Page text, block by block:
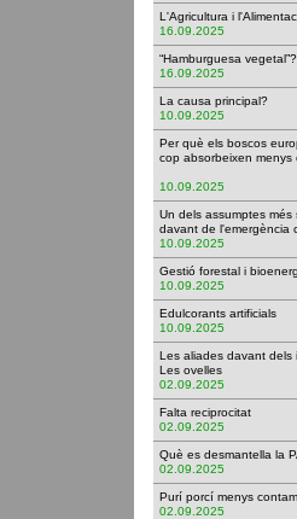
L'Agricultura i
16.09.2025
“Hamburguesa
16.09.2025
La causa principal?
10.09.2025
Per què els boscos
cop absorbeixen menys
10.09.2025
Un dels assumptes més
davant de l'emergència
10.09.2025
Gestió forestal i
10.09.2025
Edulcorants artificials
10.09.2025
Les aliades davant dels
Les ovelles
02.09.2025
Falta reciprocitat
02.09.2025
Què es desmantella la
02.09.2025
Purí porcí menys
02.09.2025